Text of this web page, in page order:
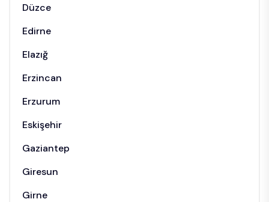
Düzce
Edirne
Elazığ
Erzincan
Erzurum
Eskişehir
Gaziantep
Giresun
Girne